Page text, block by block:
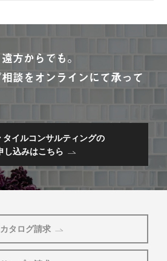
方からでも。
談をオンラインにて承って
タイルコンサルティングの
し込みはこちら
カタログ請求